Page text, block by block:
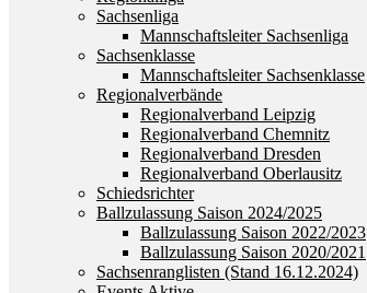
Sachsenliga
Mannschaftsleiter Sachsenliga
Sachsenklasse
Mannschaftsleiter Sachsenklasse
Regionalverbände
Regionalverband Leipzig
Regionalverband Chemnitz
Regionalverband Dresden
Regionalverband Oberlausitz
Schiedsrichter
Ballzulassung Saison 2024/2025
Ballzulassung Saison 2022/2023
Ballzulassung Saison 2020/2021
Sachsenranglisten (Stand 16.12.2024)